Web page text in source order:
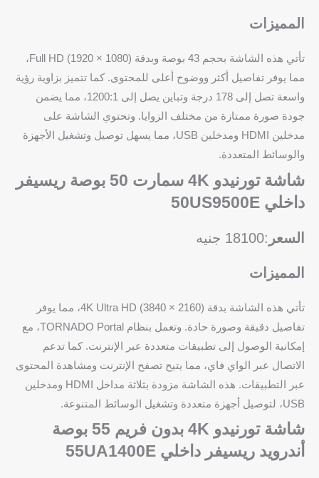
المميزات
تأتي هذه الشاشة بحجم 43 بوصة وبدقة Full HD (1920 × 1080)،
مما يوفر تفاصيل أكثر ووضوح أعلى للمحتوى. كما تتميز بزاوية رؤية
واسعة تصل إلى 178 درجة وتباين يصل إلى 1200:1، مما يضمن
جودة صورة ممتازة من مختلف الزوايا. وتحتوي الشاشة على
مدخلين HDMI ومدخلين USB، مما يسهل توصيل وتشغيل الأجهزة
والوسائط المتعددة.
شاشة تورنيدو 4K سمارت 50 بوصة ريسيفر
داخلي 50US9500E
السعر :18100 جنيه
المميزات
تأتي هذه الشاشة بدقة 4K Ultra HD (3840 × 2160)، مما يوفر
تفاصيل دقيقة وصورة حادة. وتعمل بنظام TORNADO Portal، مع
إمكانية الوصول إلى تطبيقات متعددة عبر الإنترنت. كما تدعم
الاتصال عبر الواي فاي، مما يتيح تصفح الإنترنت ومشاهدة المحتوى
عبر التطبيقات. هذه الشاشة مزودة بثلاثة مداخل HDMI ومدخلين
USB، لتوصيل أجهزة متعددة وتشغيل الوسائط المتنوعة.
شاشة تورنيدو 4K بدون فريم 55 بوصة
أندرويد ريسيفر داخلي 55UA1400E